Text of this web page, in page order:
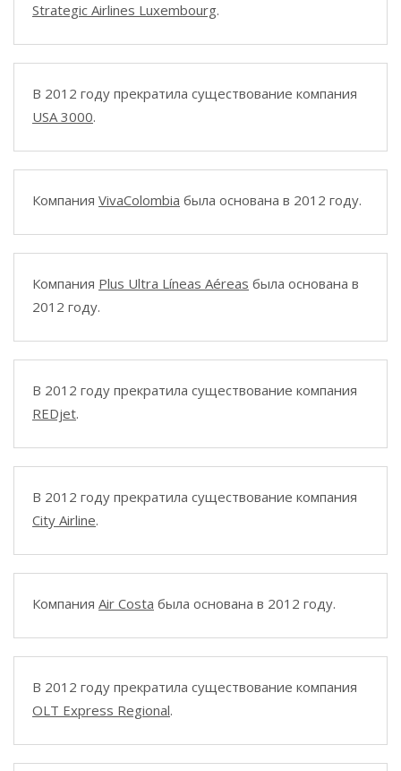
Strategic Airlines Luxembourg.
В 2012 году прекратила существование компания
USA 3000.
Компания VivaColombia была основана в 2012 году.
Компания Plus Ultra Líneas Aéreas была основана в
2012 году.
В 2012 году прекратила существование компания
REDjet.
В 2012 году прекратила существование компания
City Airline.
Компания Air Costa была основана в 2012 году.
В 2012 году прекратила существование компания
OLT Express Regional.